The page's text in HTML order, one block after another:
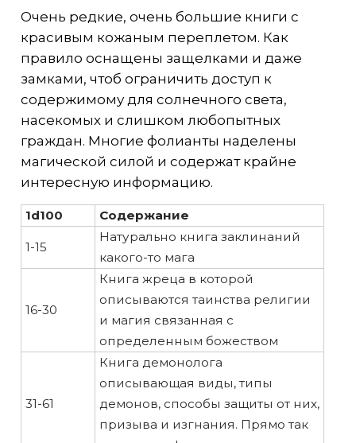
Очень редкие, очень большие книги с
красивым кожаным переплетом. Как
правило оснащены защелками и даже
замками, чтоб ограничить доступ к
содержимому для солнечного света,
насекомых и слишком любопытных
граждан. Многие фолианты наделены
магической силой и содержат крайне
интересную информацию.
1d100 Содержание
1-15
Натурально книга заклинаний
какого-то мага
16-30
Книга жреца в которой
описываются таинства религии
и магия связанная с
определенным божеством
31-61
Книга демонолога
описывающая виды, типы
демонов, способы защиты от них,
призыва и изгнания. Прямо так